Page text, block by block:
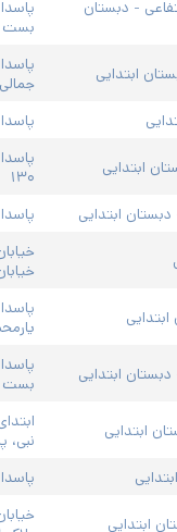
پاسداران، میدان
پاسداران، میدان
جمالی غربی، پلاک۳۶
پاسداران، گلستان
پاسداران، خیابان
۱۳۰
پاسداران، نيستان
خیابان شهید کلاهدوز،
خیابان سنجابی، پلاک ۲۱۶
پاسداران، نیستان
یارمحمدی، بن‌بست نامدار، پلاک ۷
پاسداران، نیستان
بست ناز، پلاک ۷۲
ابتدای خیابان
نبی، پلاک ۳۸
پاسداران، خیابان دولت،
خیابان پاسداران،